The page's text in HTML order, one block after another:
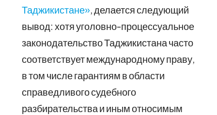
Таджикистане», делается следующий
вывод: хотя уголовно-процессуальное
законодательство Таджикистана часто
соответствует международному праву,
в том числе гарантиям в области
справедливого судебного
разбирательства и иным относимым